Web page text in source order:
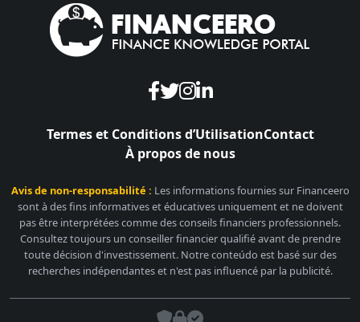
Termes et Conditions d’UtilisationContact
À propos de nous
Avis de non-responsabilité : Les informations fournies sur Financeero
sont à des fins informatives et éducatives uniquement et ne doivent
pas être interprétées comme des conseils financiers professionnels.
Consultez toujours un conseiller financier qualifié avant de prendre
toute décision d'investissement. Notre conteúdo est basé sur des
recherches indépendantes et n'est pas influencé par la publicité.